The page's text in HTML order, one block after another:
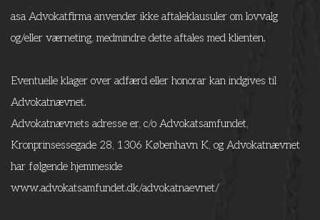
asa Advokatfirma anvender ikke aftaleklausuler om lovvalg
og/eller værneting, medmindre dette aftales med klienten.
Eventuelle klager over adfærd eller honorar kan indgives til
Advokatnævnet.
Advokatnævnets adresse er, c/o Advokatsamfundet,
Kronprinsessegade 28, 1306 København K, og Advokatnævnet
har følgende hjemmeside
www.advokatsamfundet.dk/advokatnaevnet/